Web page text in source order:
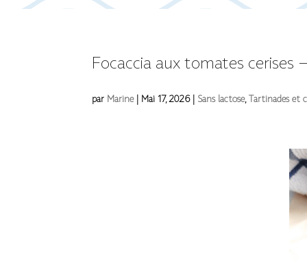
Focaccia aux tomates
par Marine| Mai 17, 2026| Sans lactose, Tartinades et